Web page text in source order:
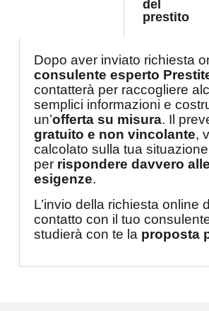
del
prestito
Dopo aver inviato richiesta
consulente esperto
contatterà per raccogliere
semplici informazioni e
un’offerta su misura. Il
gratuito e non vincolante,
calcolato sulla tua
per rispondere davvero
esigenze.
L’invio della richiesta online
contatto con il tuo
studierà con te la proposta